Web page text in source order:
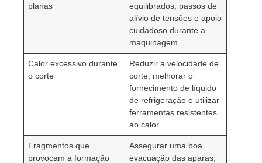
planas
equilibrados, passos de
alívio de tensões e apoio
cuidadoso durante a
maquinagem.
Calor excessivo durante
o corte
Reduzir a velocidade de
corte, melhorar o
fornecimento de líquido
de refrigeração e utilizar
ferramentas resistentes
ao calor.
Fragmentos que
provocam a formação
Assegurar uma boa
evacuação das aparas,